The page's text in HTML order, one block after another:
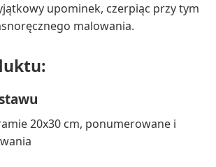
upominek, czerpiąc przy tym
malowania.
20x30 cm, ponumerowane i